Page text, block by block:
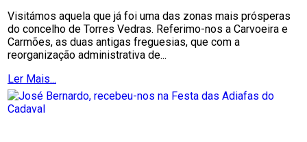
Visitámos aquela que já foi uma das zonas mais prósperas
do concelho de Torres Vedras. Referimo-nos a Carvoeira e
Carmões, as duas antigas freguesias, que com a
reorganização administrativa de...
Ler Mais...